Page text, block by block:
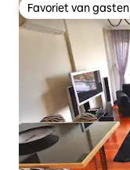
Favoriet van gasten
Favoriet van gasten